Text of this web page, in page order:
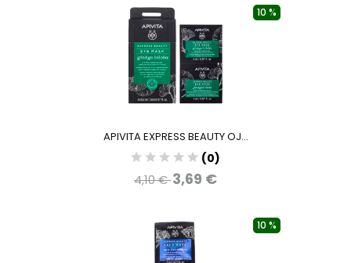
10 %
APIVITA EXPRESS BEAUTY OJ...
(0)
4,10 €3,69 €
10 %